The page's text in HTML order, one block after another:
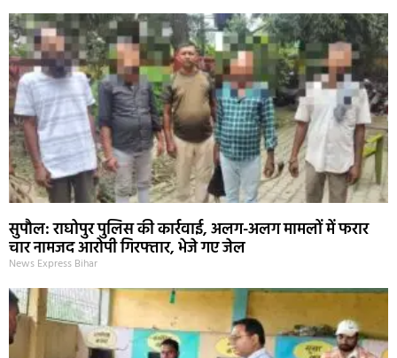
सुपौल: राघोपुर पुलिस की कार्रवाई, अलग-अलग मामलों में फरार
चार नामजद आरोपी गिरफ्तार, भेजे गए जेल
News Express Bihar